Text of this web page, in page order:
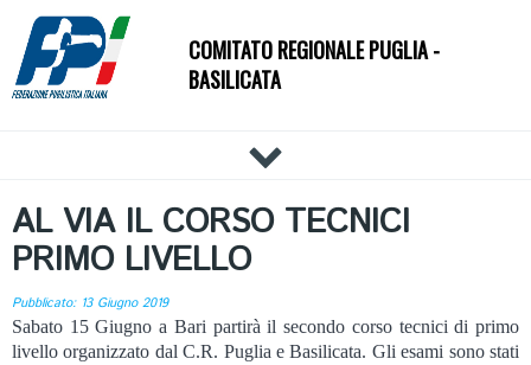
COMITATO REGIONALE PUGLIA -
BASILICATA
IL COMITATO
DOCUMENTI
PALESTRE
AL VIA IL CORSO TECNICI
PRIMO LIVELLO
Pubblicato: 13 Giugno 2019
Sabato 15 Giugno a Bari partirà il secondo corso tecnici di primo
livello organizzato dal C.R. Puglia e Basilicata. Gli esami sono stati